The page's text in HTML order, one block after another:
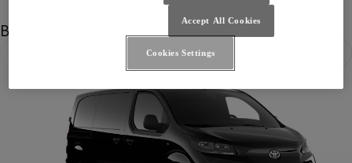
Barva Accept All Cookies
Cookies Settings